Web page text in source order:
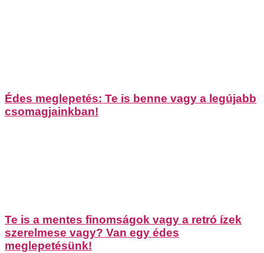
Édes meglepetés: Te is benne vagy a legújabb
csomagjainkban!
Te is a mentes finomságok vagy a retró ízek
szerelmese vagy? Van egy édes
meglepetésünk!